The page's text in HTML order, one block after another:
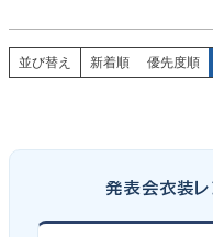
並び替え 新着順 優先度順
発表会衣装